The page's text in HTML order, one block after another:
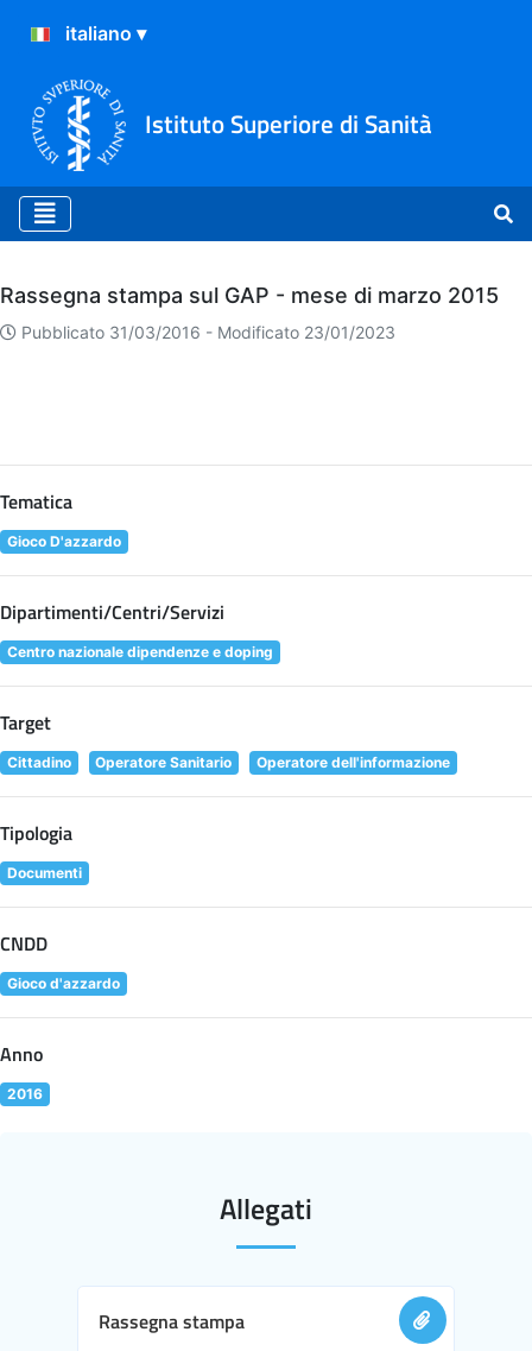
Istituto Superiore di Sanità
Archivio
Rassegna stampa sul GAP - mese di marzo 2015
Pubblicato 31/03/2016 - Modificato 23/01/2023
Tematica
Gioco D'azzardo
Dipartimenti/Centri/Servizi
Centro nazionale dipendenze e doping
Target
Cittadino Operatore Sanitario Operatore dell'informazione
Tipologia
Documenti
CNDD
Gioco d'azzardo
Anno
2016
Allegati
Rassegna stampa